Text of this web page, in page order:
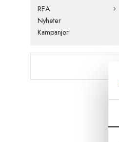
REA
Nyheter
Kampanjer